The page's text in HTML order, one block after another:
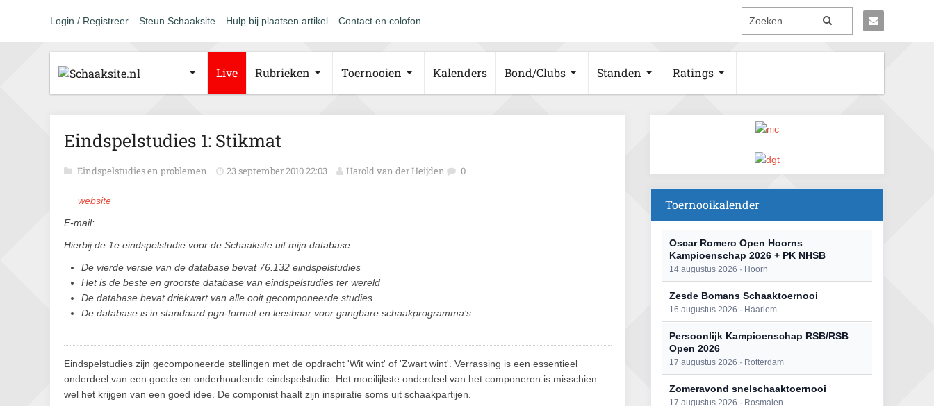
Login / Registreer Steun Schaaksite Hulp bij plaatsen artikel Contact en colofon
Live Rubrieken Toernooien Kalenders Bond/Clubs Standen Ratings
Eindspelstudies 1: Stikmat
Eindspelstudies en problemen 23 september 2010 22:03 Harold van der Heijden 0
website
E-mail:
Hierbij de 1e eindspelstudie voor de Schaaksite uit mijn database.
De vierde versie van de database bevat 76.132 eindspelstudies
Het is de beste en grootste database van eindspelstudies ter wereld
De database bevat driekwart van alle ooit gecomponeerde studies
De database is in standaard pgn-format en leesbaar voor gangbare schaakprogramma’s
Eindspelstudies zijn gecomponeerde stellingen met de opdracht 'Wit wint' of 'Zwart wint'. Verrassing is een essentieel
onderdeel van een goede en onderhoudende eindspelstudie. Het moeilijkste onderdeel van het componeren is misschien
wel het krijgen van een goed idee. De componist haalt zijn inspiratie soms uit schaakpartijen.
Toernooikalender
Oscar Romero Open Hoorns
Kampioenschap 2026 + PK NHSB
14 augustus 2026 · Hoorn
Zesde Bomans Schaaktoernooi
16 augustus 2026 · Haarlem
Persoonlijk Kampioenschap RSB/RSB
Open 2026
17 augustus 2026 · Rotterdam
Zomeravond snelschaaktoernooi
17 augustus 2026 · Rosmalen